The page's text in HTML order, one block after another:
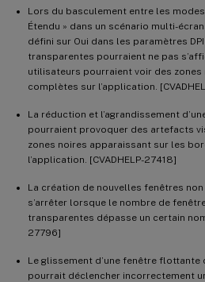
Lors du basculement entre les modes
Étendu » dans un scénario multi-
défini sur Oui dans les paramètres
transparentes pourraient ne pas
utilisateurs pourraient voir des
complètes sur l’application.
La réduction et l’agrandissement
pourraient provoquer des artefacts
zones noires apparaissant sur les
l’application. [CVADHELP-27418]
La création de nouvelles fenêtres
s’arrêter lorsque le nombre de
transparentes dépasse un certain
27796]
Le glissement d’une fenêtre
pourrait déclencher incorrectement